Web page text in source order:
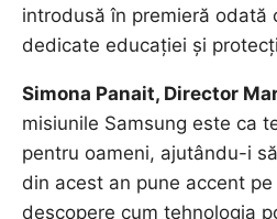
introdusă în premieră odată
dedicate educației și
Simona Panait, Director
misiunile Samsung este ca
pentru oameni, ajutându-i
din acest an pune accent
descopere cum tehnologia